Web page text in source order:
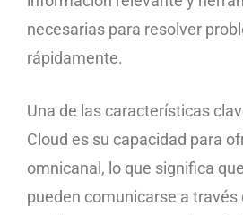
necesarias para resolver
rápidamente.
Una de las características
Cloud es su capacidad para
omnicanal, lo que significa
pueden comunicarse a través